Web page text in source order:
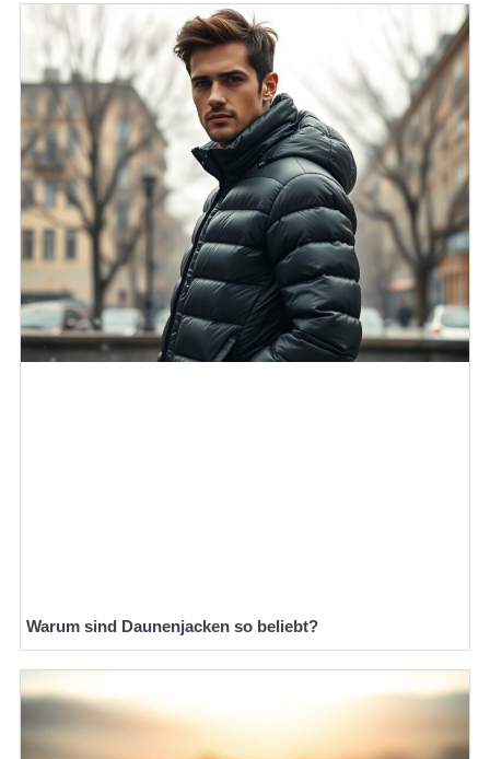
Warum sind Daunenjacken so beliebt?